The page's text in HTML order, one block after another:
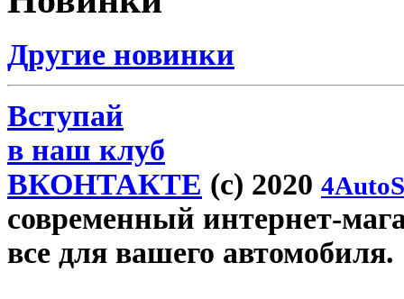
Другие новинки
Вступай
в наш клуб
ВКОНТАКТЕ (c) 2020
современный интернет-
все для вашего автомобиля.